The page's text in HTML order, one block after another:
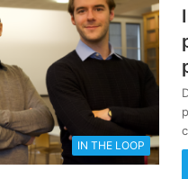
IN THE LOOP